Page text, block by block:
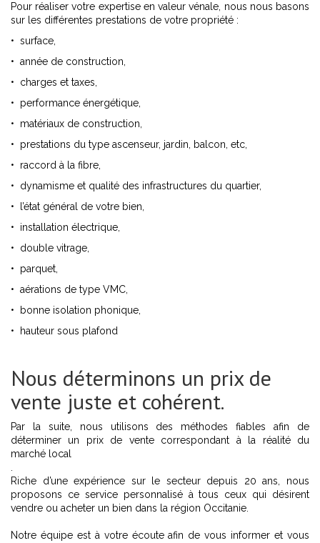
Pour réaliser votre expertise en valeur vénale, nous nous basons
sur les différentes prestations de votre propriété :
• surface,
• année de construction,
• charges et taxes,
• performance énergétique,
• matériaux de construction,
• prestations du type ascenseur, jardin, balcon, etc,
• raccord à la fibre,
• dynamisme et qualité des infrastructures du quartier,
• l’état général de votre bien,
• installation électrique,
• double vitrage,
• parquet,
• aérations de type VMC,
• bonne isolation phonique,
• hauteur sous plafond
Nous déterminons un prix de
vente juste et cohérent.
Par la suite, nous utilisons des méthodes fiables afin de
déterminer un prix de vente correspondant à la réalité du
marché local
.
Riche d’une expérience sur le secteur depuis 20 ans, nous
proposons ce service personnalisé à tous ceux qui désirent
vendre ou acheter un bien dans la région Occitanie.
Notre équipe est à votre écoute afin de vous informer et vous